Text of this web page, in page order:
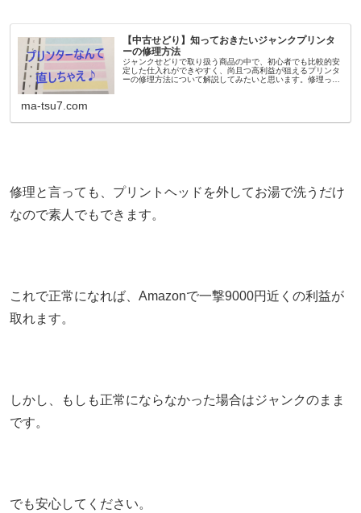
【中古せどり】知っておきたいジャンクプリンタ
ーの修理方法
ジャンクせどりで取り扱う商品の中で、初心者でも比較的安
定した仕入れができやすく、尚且つ高利益が狙えるプリンタ
ーの修理方法について解説してみたいと思います。修理って
ma-tsu7.com
修理と言っても、プリントヘッドを外してお湯で洗うだけ
なので素人でもできます。
これで正常になれば、Amazonで一撃9000円近くの利益が
取れます。
しかし、もしも正常にならなかった場合はジャンクのまま
です。
でも安心してください。